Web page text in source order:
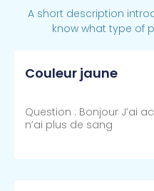
A short description
know what type of
Couleur jaune
Question : Bonjour J’ai
n’ai plus de sang